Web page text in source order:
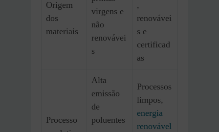
Origem
dos
materiais
virgens e
não
renovávei
s
,
renovávei
s e
certificad
as
Processo
Alta
emissão
de
poluentes
Processos
limpos,
energia
renovável